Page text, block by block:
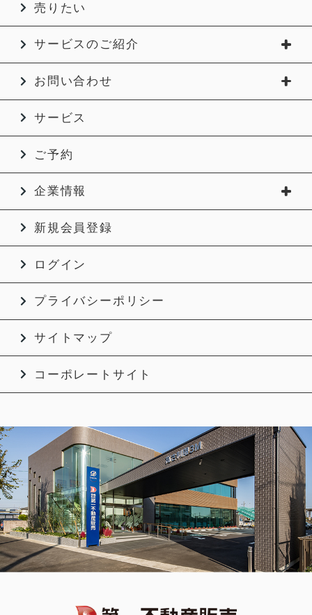
売りたい
サービスのご紹介
お問い合わせ
サービス
ご予約
企業情報
新規会員登録
ログイン
プライバシーポリシー
サイトマップ
コーポレートサイト